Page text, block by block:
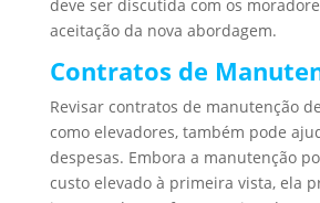
deve ser discutida com os
aceitação da nova abordagem.
Contratos de
Revisar contratos de manutenção
como elevadores, também pode
despesas. Embora a manutenção
custo elevado à primeira vista, ela